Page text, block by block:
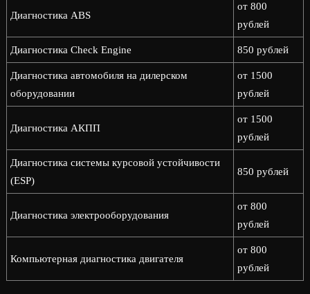
Диагностика ABS
от 800
рублей
Диагностика Check Engine 850 рублей
Диагностика автомобиля на дилерском
оборудовании
от 1500
рублей
Диагностика АКПП
от 1500
рублей
Диагностика системы курсовой устойчивости
(ESP)
850 рублей
Диагностика электрооборудования
от 800
рублей
Компьютерная диагностика двигателя
от 800
рублей